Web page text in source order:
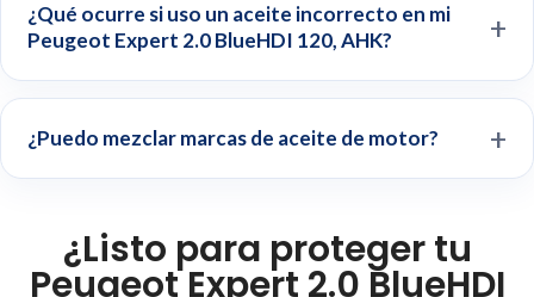
¿Qué ocurre si uso un aceite incorrecto en mi
Peugeot Expert 2.0 BlueHDI 120, AHK?
¿Puedo mezclar marcas de aceite de motor?
¿Listo para proteger tu
Peugeot Expert 2.0 BlueHDI